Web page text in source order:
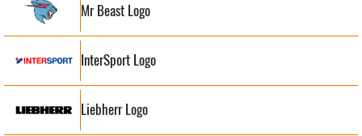
Mr Beast Logo
InterSport Logo
Liebherr Logo